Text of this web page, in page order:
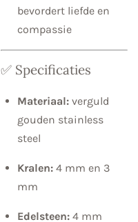
bevordert liefde en
compassie
✅ Specificaties
Materiaal: verguld
gouden stainless
steel
Kralen: 4 mm en 3
mm
Edelsteen: 4 mm